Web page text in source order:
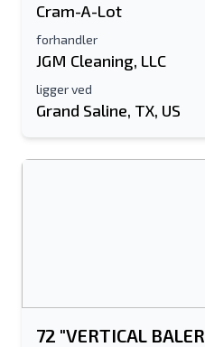
Cram-A-Lot
forhandler
JGM Cleaning, LLC
ligger ved
Grand Saline, TX, US
72 "VERTICAL BALER